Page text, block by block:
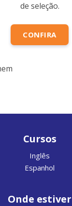
de seleção.
CONFIRA
Cursos
Inglês
Espanhol
Onde estiver